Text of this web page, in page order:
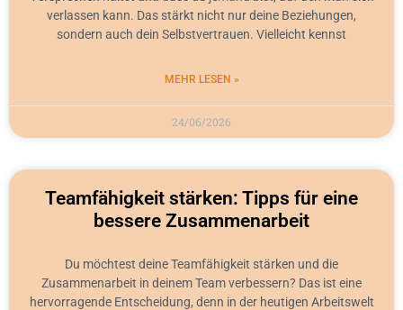
verlassen kann. Das stärkt nicht nur deine Beziehungen,
sondern auch dein Selbstvertrauen. Vielleicht kennst
MEHR LESEN »
24/06/2026
Teamfähigkeit stärken: Tipps für eine
bessere Zusammenarbeit
Du möchtest deine Teamfähigkeit stärken und die
Zusammenarbeit in deinem Team verbessern? Das ist eine
hervorragende Entscheidung, denn in der heutigen Arbeitswelt